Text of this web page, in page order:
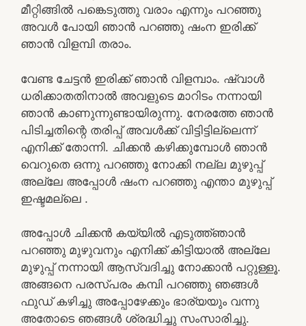
മീറ്റിങ്ങിൽ പങ്കെടുത്തു വരാം എന്നും പറഞ്ഞു
അവൾ പോയി ഞാൻ പറഞ്ഞു ഷംന ഇരിക്ക്
ഞാൻ വിളമ്പി തരാം.
വേണ്ട ചേട്ടൻ ഇരിക്ക് ഞാൻ വിളമ്പാം. ഷ്വാൾ
ധരിക്കാതതിനാൽ അവളുടെ മാറിടം നന്നായി
ഞാൻ കാണുന്നുണ്ടായിരുന്നു. നേരത്തേ ഞാൻ
പിടിച്ചതിന്റെ തരിപ്പ് അവൾക്ക്‌ വിട്ടിട്ടില്ലെന്ന്
എനിക്ക് തോന്നി. ചിക്കൻ കഴിക്കുമ്പോൾ ഞാൻ
വെറുതെ ഒന്നു പറഞ്ഞു നോക്കി നല്ല മുഴുപ്പ്
അല്ലേ അപ്പോൾ ഷംന പറഞ്ഞു എന്താ മുഴുപ്പ്
ഇഷ്ടമല്ലെ .
അപ്പോൾ ചിക്കൻ കയ്യിൽ എടുത്ത്ഞാൻ
പറഞ്ഞു മുഴുവനും എനിക്ക് കിട്ടിയാൽ അല്ലേ
മുഴുപ്പ് നന്നായി ആസ്വദിച്ചു നോക്കാൻ പറ്റുള്ളൂ.
അങ്ങനെ പരസ്പരം കമ്പി പറഞ്ഞു ഞങ്ങൾ
ഫുഡ് കഴിച്ചു അപ്പോഴേക്കും ഭാര്യയും വന്നു
അതോടെ ഞങ്ങൾ ശ്രദ്ധിച്ചു സംസാരിച്ചു.